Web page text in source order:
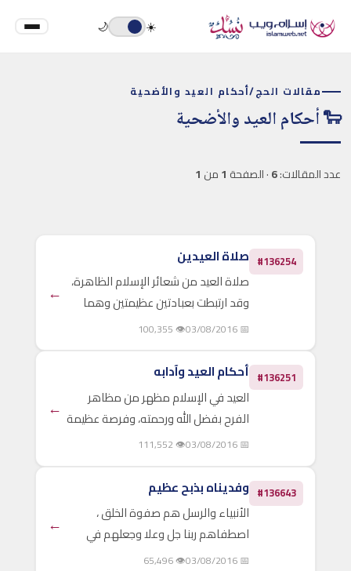
☀️
🌙
مقالات الحج/أحكام العيد والأضحية
🐑 أحكام العيد والأضحية
عدد المقالات:6· الصفحة 1من 1
#136254 صلاة العيدين
صلاة العيد من شعائر الإسلام الظاهرة،
وقد ارتبطت بعبادتين عظيمتين وهما
عبادة الصيام والحج، حيث يجتمع
بفضل ربهم عليهم، بعد أن تقربوا إليه
بأنواع الطاعات والقربات،..
📅 03/08/2016
👁 100,355
←
#136251 أحكام العيد وآدابه
العيد في الإسلام مظهر من مظاهر
الفرح بفضل الله ورحمته، وفرصة عظيمة
لصفاء النفوس، ووحدة الكلمة، وتجديد
التكاليف، والتحلل من الأخلاق والآداب، بل
لا بد فيه من..
📅 03/08/2016
👁 111,552
←
#136643 وفديناه بذبح عظيم
الأنبياء والرسل هم صفوة الخلق ،
اصطفاهم ربنا جل وعلا وجعلهم في
موضع الأسوة والقدوة ، ومن الأنبياء
📅 03/08/2016
👁 65,496
←